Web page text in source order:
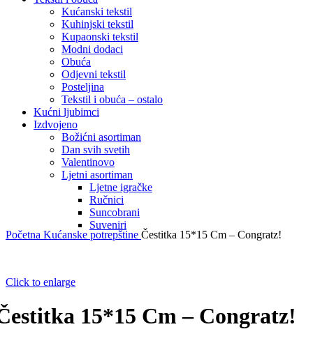
Kućanski tekstil
Kuhinjski tekstil
Kupaonski tekstil
Modni dodaci
Obuća
Odjevni tekstil
Posteljina
Tekstil i obuća – ostalo
Kućni ljubimci
Izdvojeno
Božićni asortiman
Dan svih svetih
Valentinovo
Ljetni asortiman
Ljetne igračke
Ručnici
Suncobrani
Suveniri
Početna Kućanske potrepštine Čestitka 15*15 Cm – Congratz!
Click to enlarge
15*15 Cm – Congratz!